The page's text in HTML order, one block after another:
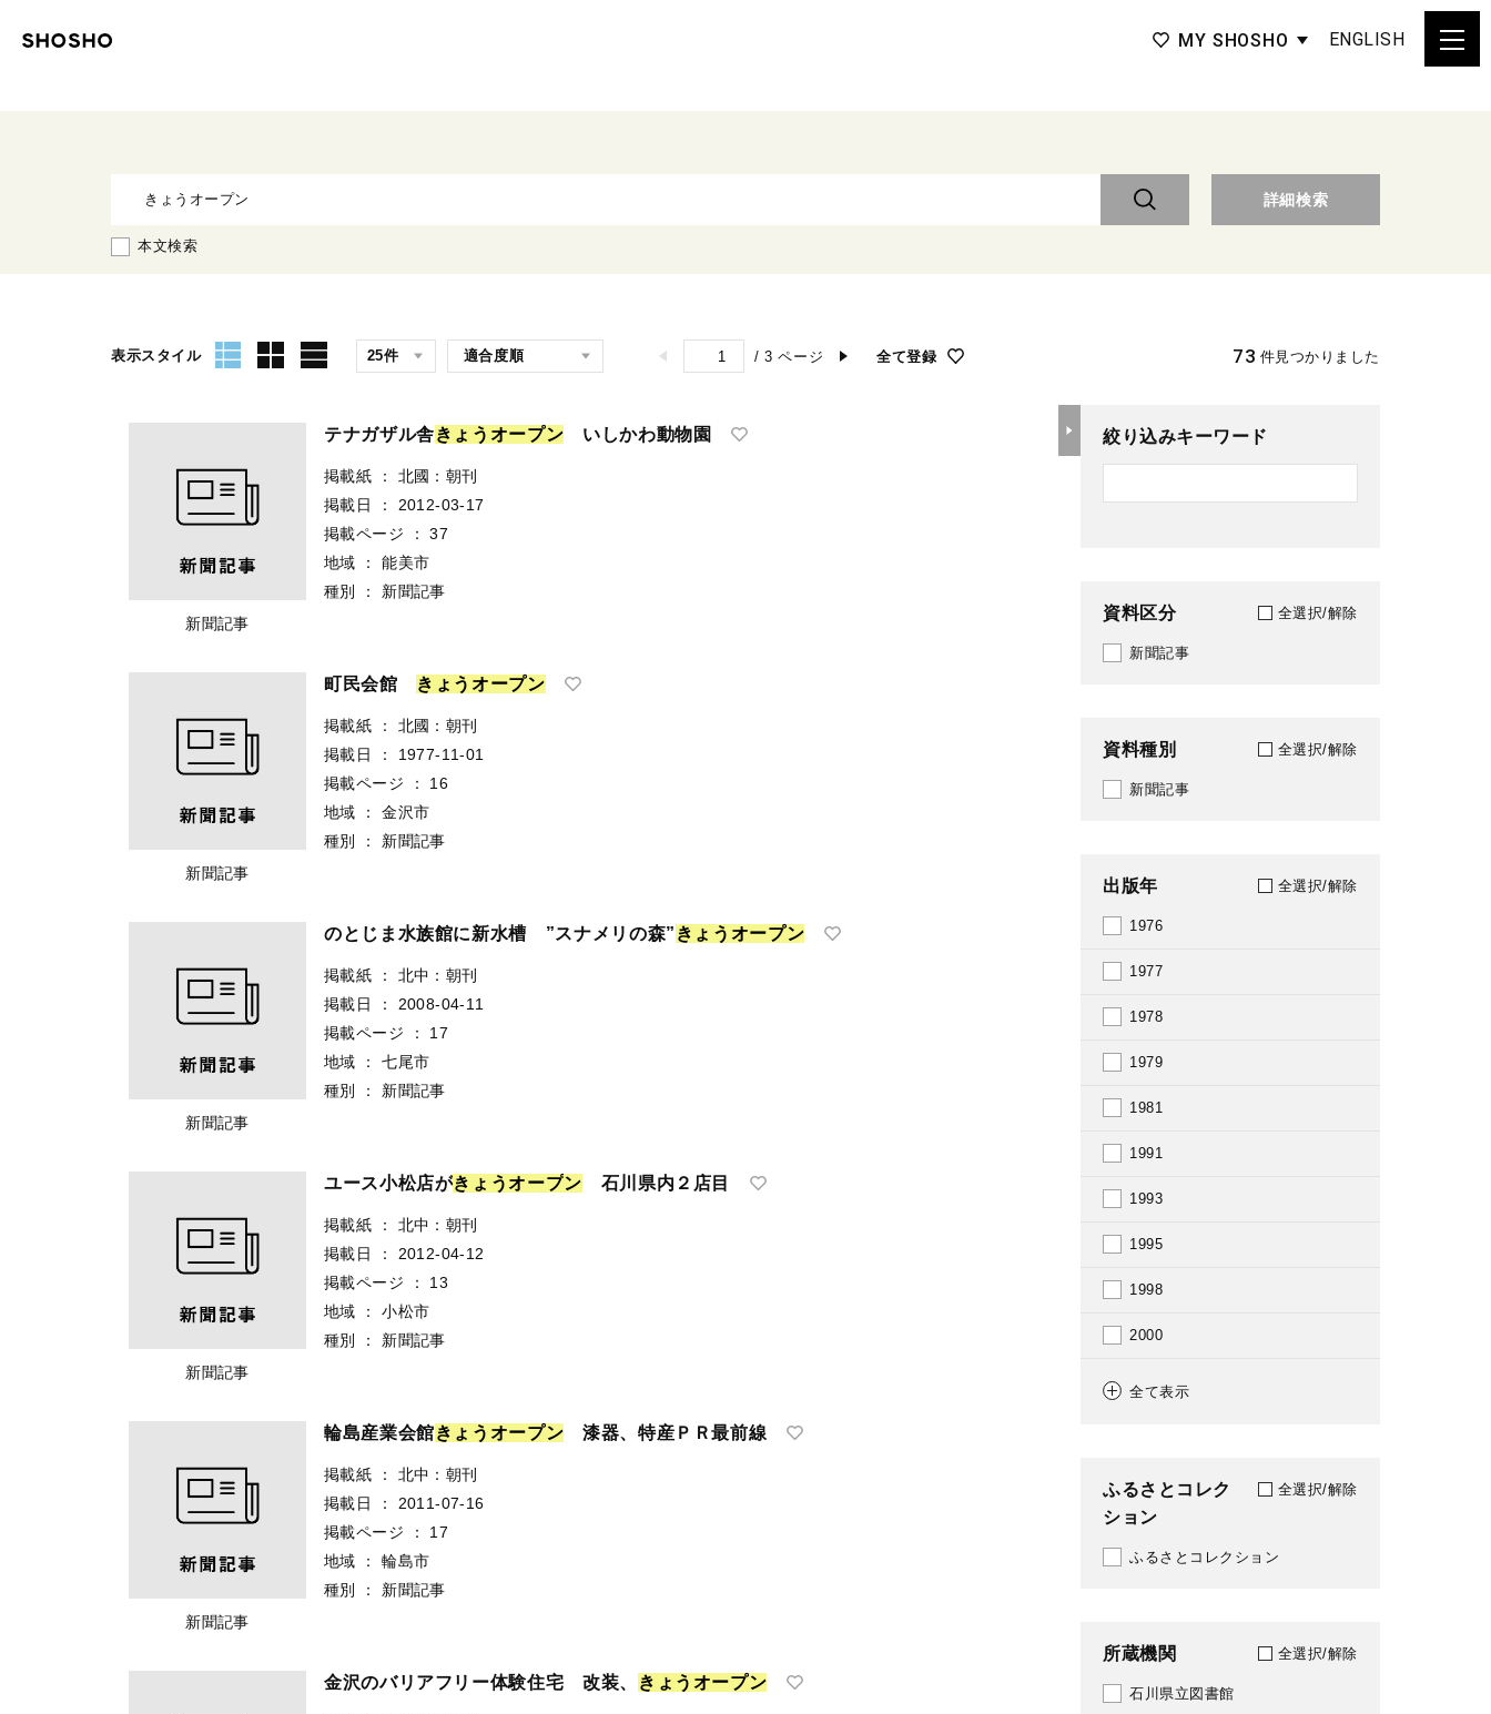
MY SHOSHO ENGLISH
詳細検索
本文検索
表示スタイル / 3 ページ 全て登録 73 件見つかりました
新聞記事
テナガザル舎き ょ う オープン いしかわ動物園
掲載紙 ：
北國：朝刊
掲載日
：
2012-03-17
掲載ページ
：
37
地域
：
能美市
種別
： 新聞記事
新聞記事
町民会館 き ょ うオープン
掲載紙 ：
北國：朝刊
掲載日
：
1977-11-01
掲載ページ
：
16
地域
：
金沢市
種別
： 新聞記事
新聞記事
のとじま水族館に新水槽 ”スナメリの森” き ょ う オープン
掲載紙 ：
北中：朝刊
掲載日
：
2008-04-11
掲載ページ
：
17
地域
：
七尾市
種別
： 新聞記事
新聞記事
ユース小松店がき ょ うオープン 石川県内２店目
掲載紙 ：
北中：朝刊
掲載日
：
2012-04-12
掲載ページ
：
13
地域
：
小松市
種別
： 新聞記事
新聞記事
輪島産業会館き ょ う オープン 漆器、特産ＰＲ最前線
掲載紙 ：
北中：朝刊
掲載日
：
2011-07-16
掲載ページ
：
17
地域
：
輪島市
種別
： 新聞記事
金沢のバリアフリー体験住宅 改装、 き ょ う オープン
絞り込みキーワード
資料区分 全選択/解除
新聞記事
資料種別 全選択/解除
新聞記事
出版年 全選択/解除
1976
1977
1978
1979
1981
1991
1993
1995
1998
2000
2006
2009
2011
2013
2014
全て表示
ふるさとコレク
ション
全選択/解除
ふるさとコレクション
所蔵機関 全選択/解除
石川県立図書館